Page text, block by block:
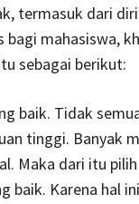
termasuk dari
mahasiswa,
sebagai berikut:
baik. Tidak
tinggi. Banyak
Maka dari itu
baik. Karena hal